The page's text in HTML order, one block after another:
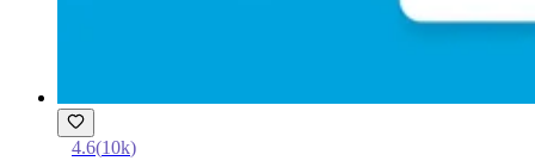
4.6(10k)